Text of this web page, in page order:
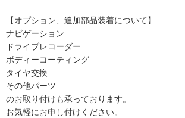
【オプション、追加部品装着について】
ナビゲーション
ドライブレコーダー
ボディーコーティング
タイヤ交換
その他パーツ
のお取り付けも承っております。
お気軽にお申し付けください。